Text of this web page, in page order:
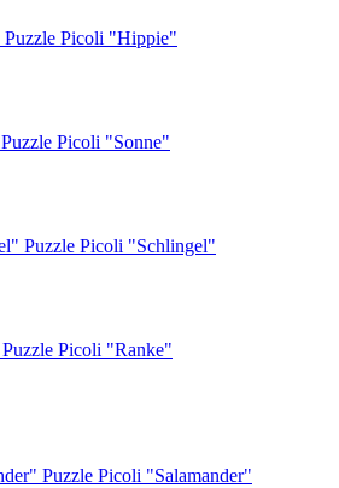
Puzzle Picoli "Hippie"
Puzzle Picoli "Sonne"
Puzzle Picoli "Schlingel"
Puzzle Picoli "Ranke"
Puzzle Picoli "Salamander"